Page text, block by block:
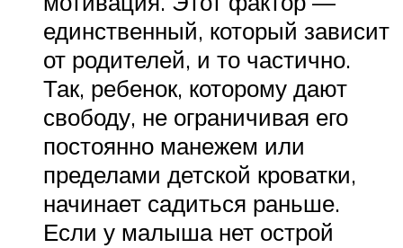
единственный, который зависит
от родителей, и то частично.
Так, ребенок, которому дают
свободу, не ограничивая его
постоянно манежем или
пределами детской кроватки,
начинает садиться раньше.
Если у малыша нет острой